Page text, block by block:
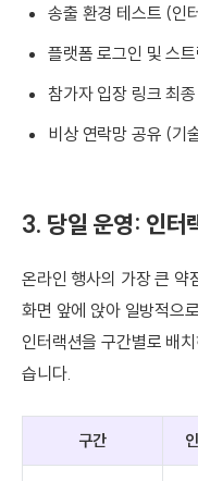
송출 환경 테스트 (인
플랫폼 로그인 및 스
참가자 입장 링크 최
비상 연락망 공유 (기
3. 당일 운영: 인터
온라인 행사의 가장 큰 약
화면 앞에 앉아 일방적으
인터랙션을 구간별로 배
습니다.
구간